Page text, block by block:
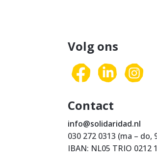
Volg ons
Contact
info@solidaridad.nl
030 272 0313 (ma – do,
IBAN: NL05 TRIO 0212